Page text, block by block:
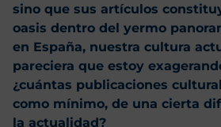
sino que sus artículos
oasis dentro del yermo
en España, nuestra cultura
pareciera que estoy
¿cuántas publicaciones
como mínimo, de una cierta
la actualidad?